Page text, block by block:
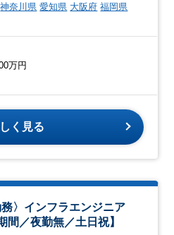
神奈川県 愛知県 大阪府 福岡県
万円
く見る
務〉インフラエンジニア
間／夜勤無／土日祝】